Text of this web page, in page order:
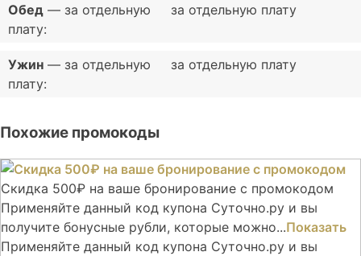
Обед — за отдельную
плату:
за отдельную плату
Ужин — за отдельную
плату:
за отдельную плату
Похожие промокоды
Скидка 500₽ на ваше бронирование с промокодом
Применяйте данный код купона Суточно.ру и вы
получите бонусные рубли, которые можно...Показать
Применяйте данный код купона Суточно.ру и вы